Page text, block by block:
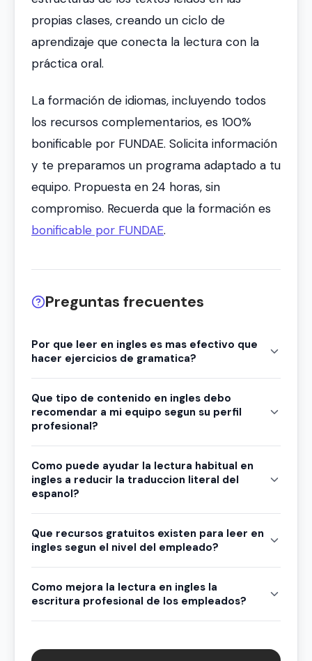
propias clases, creando un ciclo de
aprendizaje que conecta la lectura con la
práctica oral.
La formación de idiomas, incluyendo todos
los recursos complementarios, es 100%
bonificable por FUNDAE. Solicita información
y te preparamos un programa adaptado a tu
equipo. Propuesta en 24 horas, sin
compromiso. Recuerda que la formación es
bonificable por FUNDAE.
Preguntas frecuentes
Por que leer en ingles es mas efectivo que
hacer ejercicios de gramatica?
Que tipo de contenido en ingles debo
recomendar a mi equipo segun su perfil
profesional?
Como puede ayudar la lectura habitual en
ingles a reducir la traduccion literal del
espanol?
Que recursos gratuitos existen para leer en
ingles segun el nivel del empleado?
Como mejora la lectura en ingles la
escritura profesional de los empleados?